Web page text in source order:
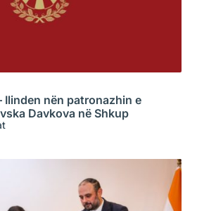
Ilinden nën patronazhin e
Davkova në Shkup